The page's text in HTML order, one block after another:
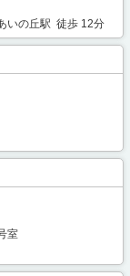
いの丘駅 徒歩 12分
室